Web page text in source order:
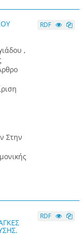
,
Στην
RDF
RDF